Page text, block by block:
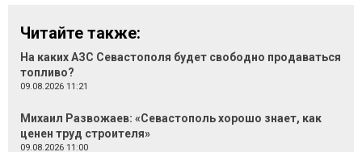
Читайте также:
На каких АЗС Севастополя будет свободно продаваться
топливо?
09.08.2026 11:21
Михаил Развожаев: «Севастополь хорошо знает, как
ценен труд строителя»
09.08.2026 11:00